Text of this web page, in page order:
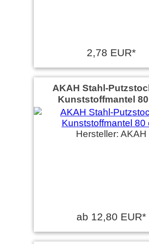
2,78 EUR*
AKAH Stahl-
Kunststoffmantel
Hersteller: AKAH
ab 12,80 EUR*